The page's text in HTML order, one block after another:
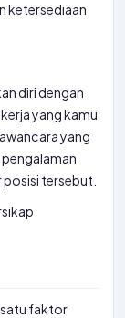
ketersediaan
diri dengan
yang kamu
yang
tersebut.
satu faktor